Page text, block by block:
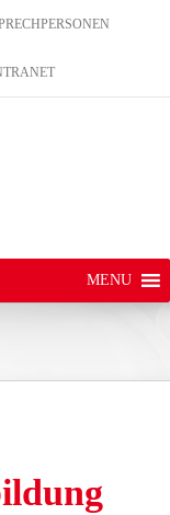
MENU